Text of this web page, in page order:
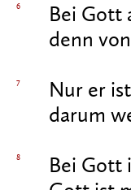
6
Bei Gott
denn
7
Nur er
darum
8
Bei Gott